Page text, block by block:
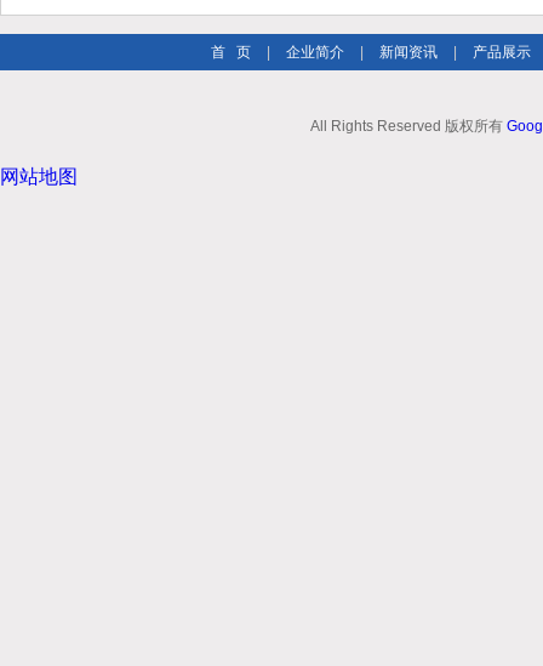
首 页 企业简介 新闻资讯 产品展示
All Rights Reserved 版权所有
网站地图